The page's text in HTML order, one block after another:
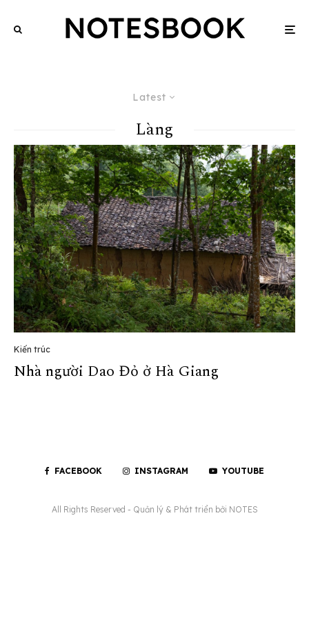
Latest
Làng
Kiến trúc
Nhà người Dao Đỏ ở Hà Giang
FACEBOOK INSTAGRAM YOUTUBE
All Rights Reserved - Quản lý & Phát triển bởi NOTES